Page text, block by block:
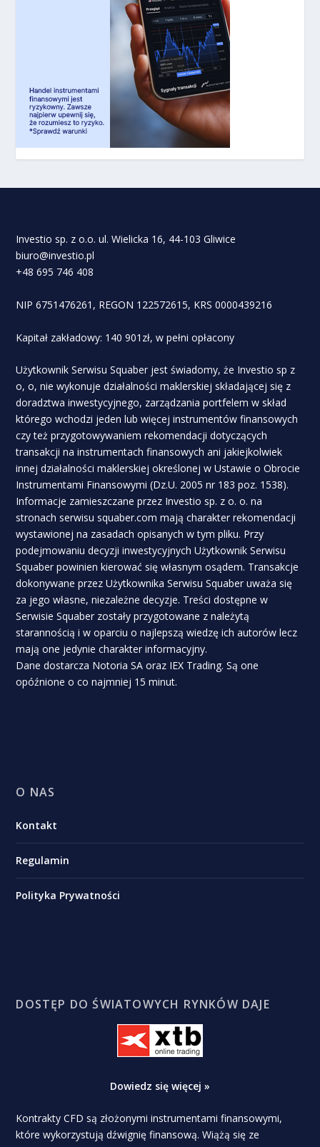
Investio sp. z o.o. ul. Wielicka 16, 44-103 Gliwice
biuro@investio.pl
+48 695 746 408
NIP 6751476261, REGON 122572615, KRS 0000439216
Kapitał zakładowy: 140 901zł, w pełni opłacony
Użytkownik Serwisu Squaber jest świadomy, że Investio sp z
o, o, nie wykonuje działalności maklerskiej składającej się z
doradztwa inwestycyjnego, zarządzania portfelem w skład
którego wchodzi jeden lub więcej instrumentów finansowych
czy też przygotowywaniem rekomendacji dotyczących
transakcji na instrumentach finansowych ani jakiejkolwiek
innej działalności maklerskiej określonej w Ustawie o Obrocie
Instrumentami Finansowymi (Dz.U. 2005 nr 183 poz. 1538).
Informacje zamieszczane przez Investio sp. z o. o. na
stronach serwisu squaber.com mają charakter rekomendacji
wystawionej na zasadach opisanych w tym pliku. Przy
podejmowaniu decyzji inwestycyjnych Użytkownik Serwisu
Squaber powinien kierować się własnym osądem. Transakcje
dokonywane przez Użytkownika Serwisu Squaber uważa się
za jego własne, niezależne decyzje. Treści dostępne w
Serwisie Squaber zostały przygotowane z należytą
starannością i w oparciu o najlepszą wiedzę ich autorów lecz
mają one jedynie charakter informacyjny.
Dane dostarcza Notoria SA oraz IEX Trading. Są one
opóźnione o co najmniej 15 minut.
O NAS
Kontakt
Regulamin
Polityka Prywatności
DOSTĘP DO ŚWIATOWYCH RYNKÓW DAJE
Dowiedz się więcej »
Kontrakty CFD są złożonymi instrumentami finansowymi,
które wykorzystują dźwignię finansową. Wiążą się ze